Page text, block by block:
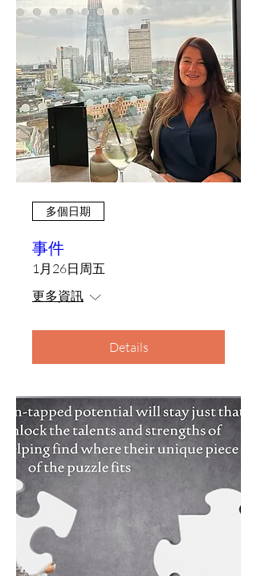
多個日期
事件
1月26日周五
更多資訊
Details